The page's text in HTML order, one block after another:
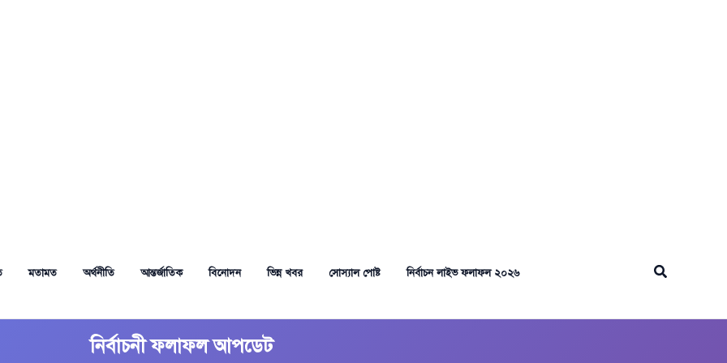
মতামত অর্থনীতি আন্তর্জাতিক বিনোদন ভিন্ন খবর সোস্যাল পোষ্ট নির্বাচন লাইভ ফলাফল ২০২৬ Search
নির্বাচনী ফলাফল আপডেট